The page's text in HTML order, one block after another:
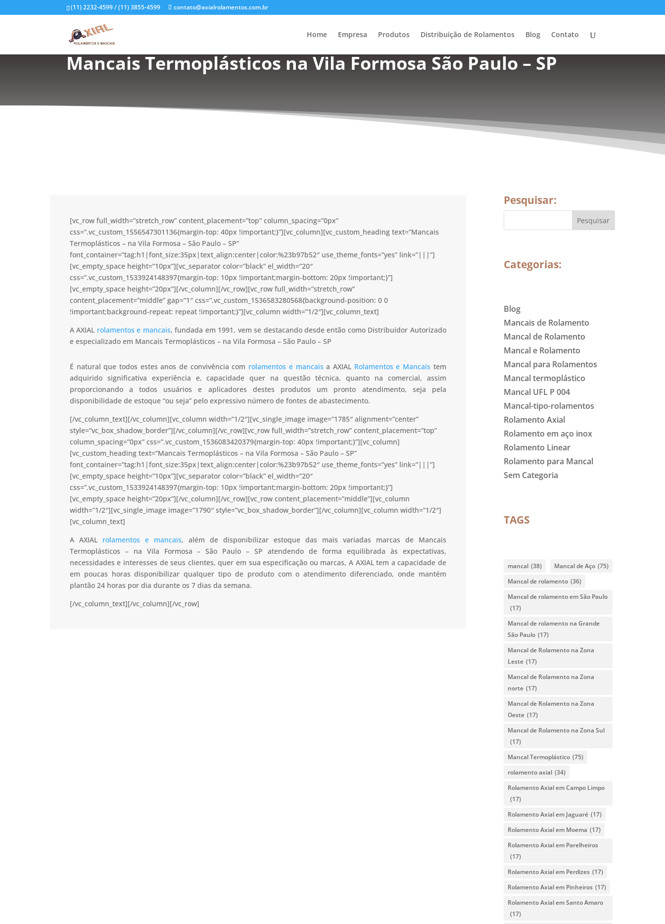
(11) 2232-4599 / (11) 3855-4599 contato@axialrolamentos.com.br
Home Empresa Produtos Distribuição de Rolamentos Blog Contato
Mancais Termoplásticos na Vila Formosa São Paulo – SP
[vc_row full_width=”stretch_row” content_placement=”top” column_spacing=”0px”
css=”.vc_custom_1556547301136{margin-top: 40px !important;}”][vc_column][vc_custom_heading text=”Mancais
Termoplásticos – na Vila Formosa – São Paulo – SP”
font_container=”tag:h1|font_size:35px|text_align:center|color:%23b97b52″ use_theme_fonts=”yes” link=”|||”]
[vc_empty_space height=”10px”][vc_separator color=”black” el_width=”20″
css=”.vc_custom_1533924148397{margin-top: 10px !important;margin-bottom: 20px !important;}”]
[vc_empty_space height=”20px”][/vc_column][/vc_row][vc_row full_width=”stretch_row”
content_placement=”middle” gap=”1″ css=”.vc_custom_1536583280568{background-position: 0 0
!important;background-repeat: repeat !important;}”][vc_column width=”1/2″][vc_column_text]
A AXIAL rolamentos e mancais, fundada em 1991, vem se destacando desde então como Distribuidor Autorizado
e especializado em Mancais Termoplásticos – na Vila Formosa – São Paulo – SP
É natural que todos estes anos de convivência com rolamentos e mancais a AXIAL Rolamentos e Mancais tem
adquirido significativa experiência e, capacidade quer na questão técnica, quanto na comercial, assim
proporcionando a todos usuários e aplicadores destes produtos um pronto atendimento, seja pela
disponibilidade de estoque “ou seja” pelo expressivo número de fontes de abastecimento.
[/vc_column_text][/vc_column][vc_column width=”1/2″][vc_single_image image=”1785″ alignment=”center”
style=”vc_box_shadow_border”][/vc_column][/vc_row][vc_row full_width=”stretch_row” content_placement=”top”
column_spacing=”0px” css=”.vc_custom_1536083420379{margin-top: 40px !important;}”][vc_column]
[vc_custom_heading text=”Mancais Termoplásticos – na Vila Formosa – São Paulo – SP”
font_container=”tag:h1|font_size:35px|text_align:center|color:%23b97b52″ use_theme_fonts=”yes” link=”|||”]
[vc_empty_space height=”10px”][vc_separator color=”black” el_width=”20″
css=”.vc_custom_1533924148397{margin-top: 10px !important;margin-bottom: 20px !important;}”]
[vc_empty_space height=”20px”][/vc_column][/vc_row][vc_row content_placement=”middle”][vc_column
width=”1/2″][vc_single_image image=”1790″ style=”vc_box_shadow_border”][/vc_column][vc_column width=”1/2″]
[vc_column_text]
A AXIAL rolamentos e mancais, além de disponibilizar estoque das mais variadas marcas de Mancais
Termoplásticos – na Vila Formosa – São Paulo – SP atendendo de forma equilibrada às expectativas,
necessidades e interesses de seus clientes, quer em sua especificação ou marcas, A AXIAL tem a capacidade de
em poucas horas disponibilizar qualquer tipo de produto com o atendimento diferenciado, onde mantém
plantão 24 horas por dia durante os 7 dias da semana.
[/vc_column_text][/vc_column][/vc_row]
Pesquisar:
Categorias:
Blog
Mancais de Rolamento
Mancal de Rolamento
Mancal e Rolamento
Mancal para Rolamentos
Mancal termoplástico
Mancal UFL P 004
Mancal-tipo-rolamentos
Rolamento Axial
Rolamento em aço inox
Rolamento Linear
Rolamento para Mancal
Sem Categoria
TAGS
mancal (38) Mancal de Aço (75)
Mancal de rolamento (36)
Mancal de rolamento em São Paulo
(17)
Mancal de rolamento na Grande
São Paulo (17)
Mancal de Rolamento na Zona
Leste (17)
Mancal de Rolamento na Zona
norte (17)
Mancal de Rolamento na Zona
Oeste (17)
Mancal de Rolamento na Zona Sul
(17)
Mancal Termoplástico (75)
rolamento axial (34)
Rolamento Axial em Campo Limpo
(17)
Rolamento Axial em Jaguaré (17)
Rolamento Axial em Moema (17)
Rolamento Axial em Parelheiros
(17)
Rolamento Axial em Perdizes (17)
Rolamento Axial em Pinheiros (17)
Rolamento Axial em Santo Amaro
(17)